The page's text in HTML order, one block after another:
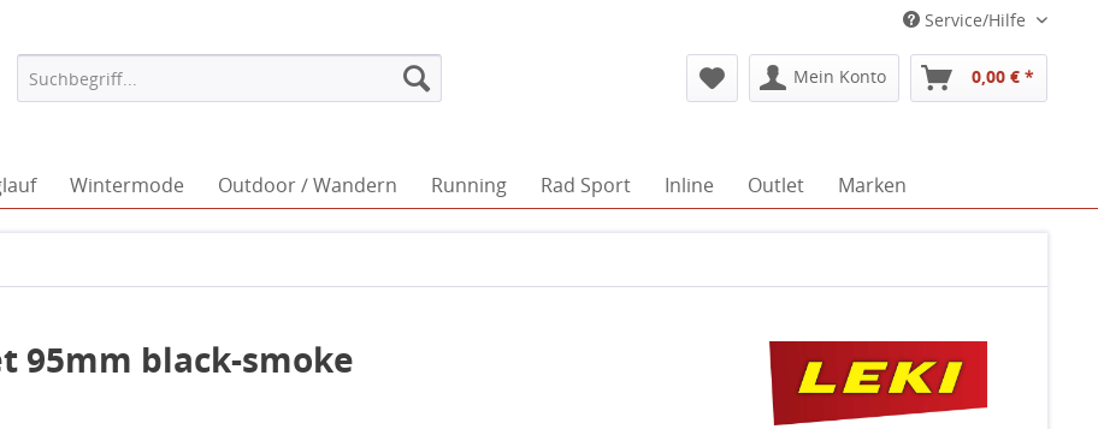
Service/Hilfe
Mein Konto 0,00 € *
Wintermode Outdoor / Wandern Running Rad Sport Inline Outlet Marken
95mm black-smoke